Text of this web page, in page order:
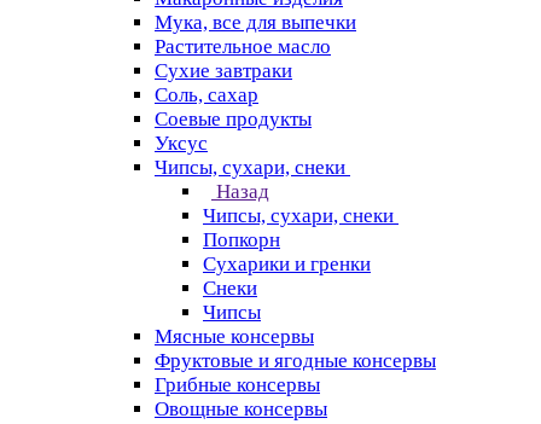
Мука, все для выпечки
Растительное масло
Сухие завтраки
Соль, сахар
Соевые продукты
Уксус
Чипсы, сухари, снеки
Назад
Чипсы, сухари, снеки
Попкорн
Сухарики и гренки
Снеки
Чипсы
Мясные консервы
Фруктовые и ягодные консервы
Грибные консервы
Овощные консервы